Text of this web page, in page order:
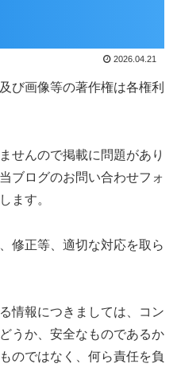
2026.04.21
び画像等の著作権は各権利
せんので掲載に問題があり
ブログのお問い合わせフォ
ます。
修正等、適切な対応を取ら
情報につきましては、コン
うか、安全なものであるか
のではなく、何ら責任を負